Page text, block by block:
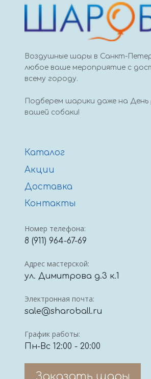
Воздушные шары в Санкт-
любое ваше мероприятие с
всему городу.
Подберем шарики даже на День
вашей собаки!
Каталог
Акции
Доставка
Контакты
Номер телефона:
8 (911) 964-67-69
Адрес мастерской:
ул. Димитрова д.3 к.1
Электронная почта:
sale@sharoball.ru
График работы:
Пн-Вс 12:00 - 20:00
Заказать шары